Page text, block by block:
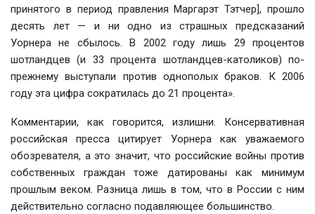
принятого в период правления Маргарэт Тэтчер], прошло
десять лет — и ни одно из страшных предсказаний
Уорнера не сбылось. В 2002 году лишь 29 процентов
шотландцев (и 33 процента шотландцев-католиков) по-
прежнему выступали против однополых браков. К 2006
году эта цифра сократилась до 21 процента».
Комментарии, как говорится, излишни. Консервативная
российская пресса цитирует Уорнера как уважаемого
обозревателя, а это значит, что российские войны против
собственных граждан тоже датированы как минимум
прошлым веком. Разница лишь в том, что в России с ним
действительно согласно подавляющее большинство.